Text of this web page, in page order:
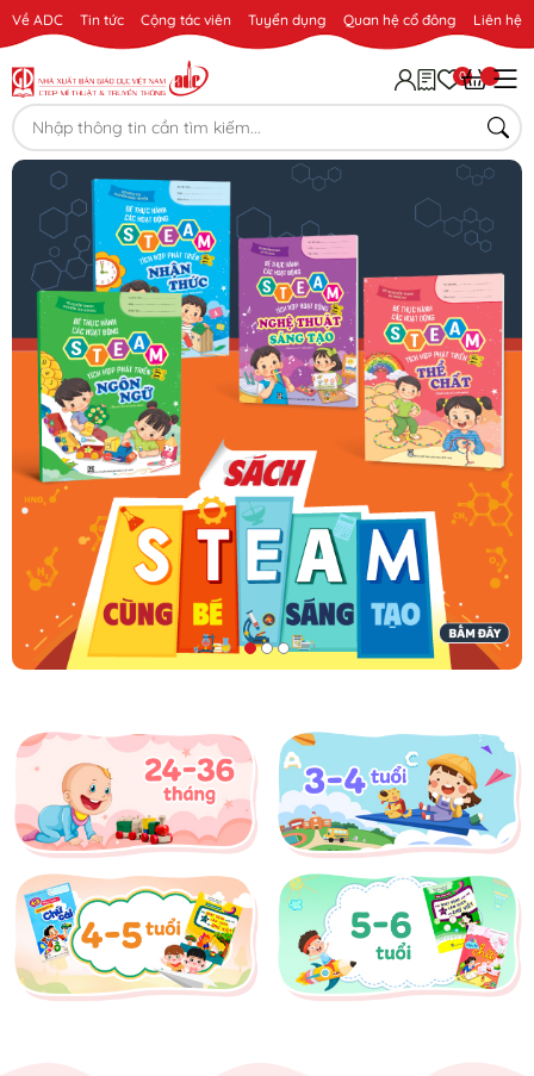
Về ADC Tin tức Cộng tác viên Tuyển dụng Quan hệ cổ đông Liên hệ
0